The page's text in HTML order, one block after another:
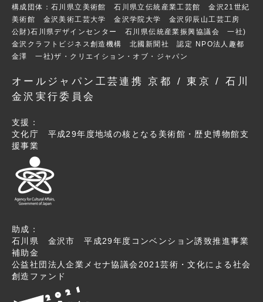
構成団体：石川県立美術館 石川県立伝統産業工芸館 金沢21世紀
美術館 金沢美術工芸大学 金沢学院大学 金沢卯辰山工芸工房
公財)石川県デザインセンター 石川県伝統産業振興協議会 一社)
金沢クラフトビジネス創造機構 北國新聞社 認定 NPO法人趣都
金澤 一社)ザ・クリエイション・オブ・ジャパン
オールジャパン工芸連携 京都 / 東京 / 石川
金沢実行委員会
支援：
文化庁 平成29年度地域の核となる美術館・歴史博物館支
援事業
助成：
石川県 金沢市 平成29年度コンベンション誘致推進事業
補助金
公益社団法人企業メセナ協議会2021芸術・文化による社会
創造ファンド